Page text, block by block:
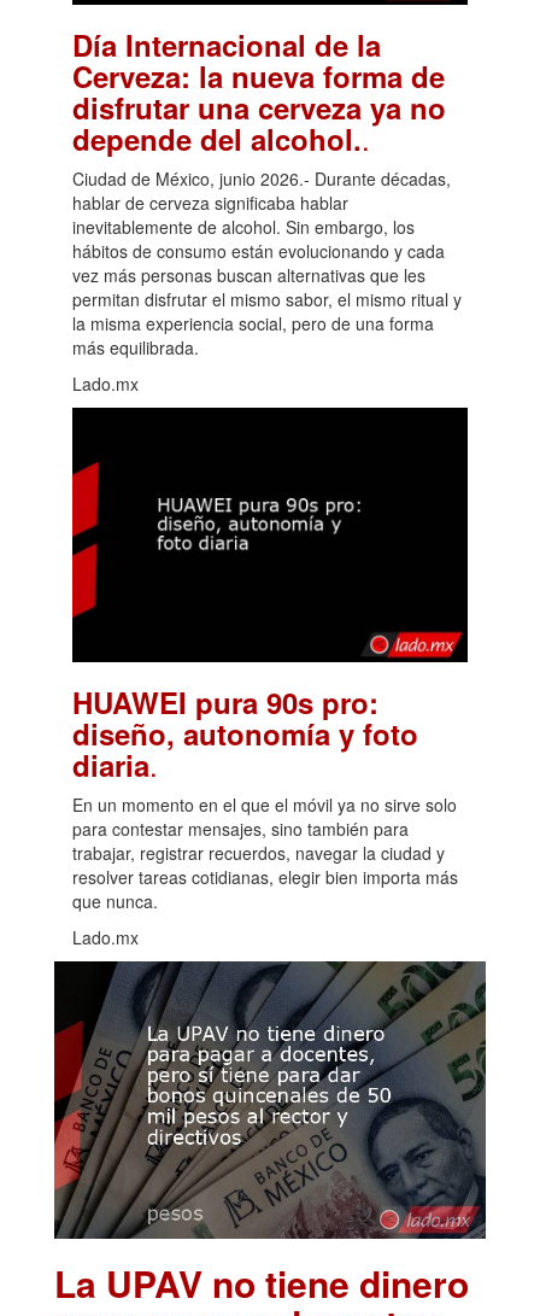
Día Internacional de la
Cerveza: la nueva forma de
disfrutar una cerveza ya no
depende del alcohol..
Ciudad de México, junio 2026.- Durante décadas,
hablar de cerveza significaba hablar
inevitablemente de alcohol. Sin embargo, los
hábitos de consumo están evolucionando y cada
vez más personas buscan alternativas que les
permitan disfrutar el mismo sabor, el mismo ritual y
la misma experiencia social, pero de una forma
más equilibrada.
Lado.mx
HUAWEI pura 90s pro:
diseño, autonomía y foto
diaria.
En un momento en el que el móvil ya no sirve solo
para contestar mensajes, sino también para
trabajar, registrar recuerdos, navegar la ciudad y
resolver tareas cotidianas, elegir bien importa más
que nunca.
Lado.mx
La UPAV no tiene dinero